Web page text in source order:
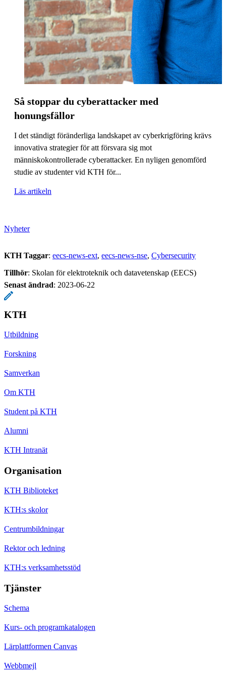
Så stoppar du cyberattacker med
honungsfällor
I det ständigt föränderliga landskapet av cyberkrigföring krävs
innovativa strategier för att försvara sig mot
människokontrollerade cyberattacker. En nyligen genomförd
studie av studenter vid KTH för...
Läs artikeln
Nyheter
KTH Taggar: eecs-news-ext eecs-news-nse Cybersecurity
Tillhör: Skolan för elektroteknik och datavetenskap (EECS)
Senast ändrad: 2023-06-22
KTH
Utbildning
Forskning
Samverkan
Om KTH
Student på KTH
Alumni
KTH Intranät
Organisation
KTH Biblioteket
KTH:s skolor
Centrumbildningar
Rektor och ledning
KTH:s verksamhetsstöd
Tjänster
Schema
Kurs- och programkatalogen
Lärplattformen Canvas
Webbmejl